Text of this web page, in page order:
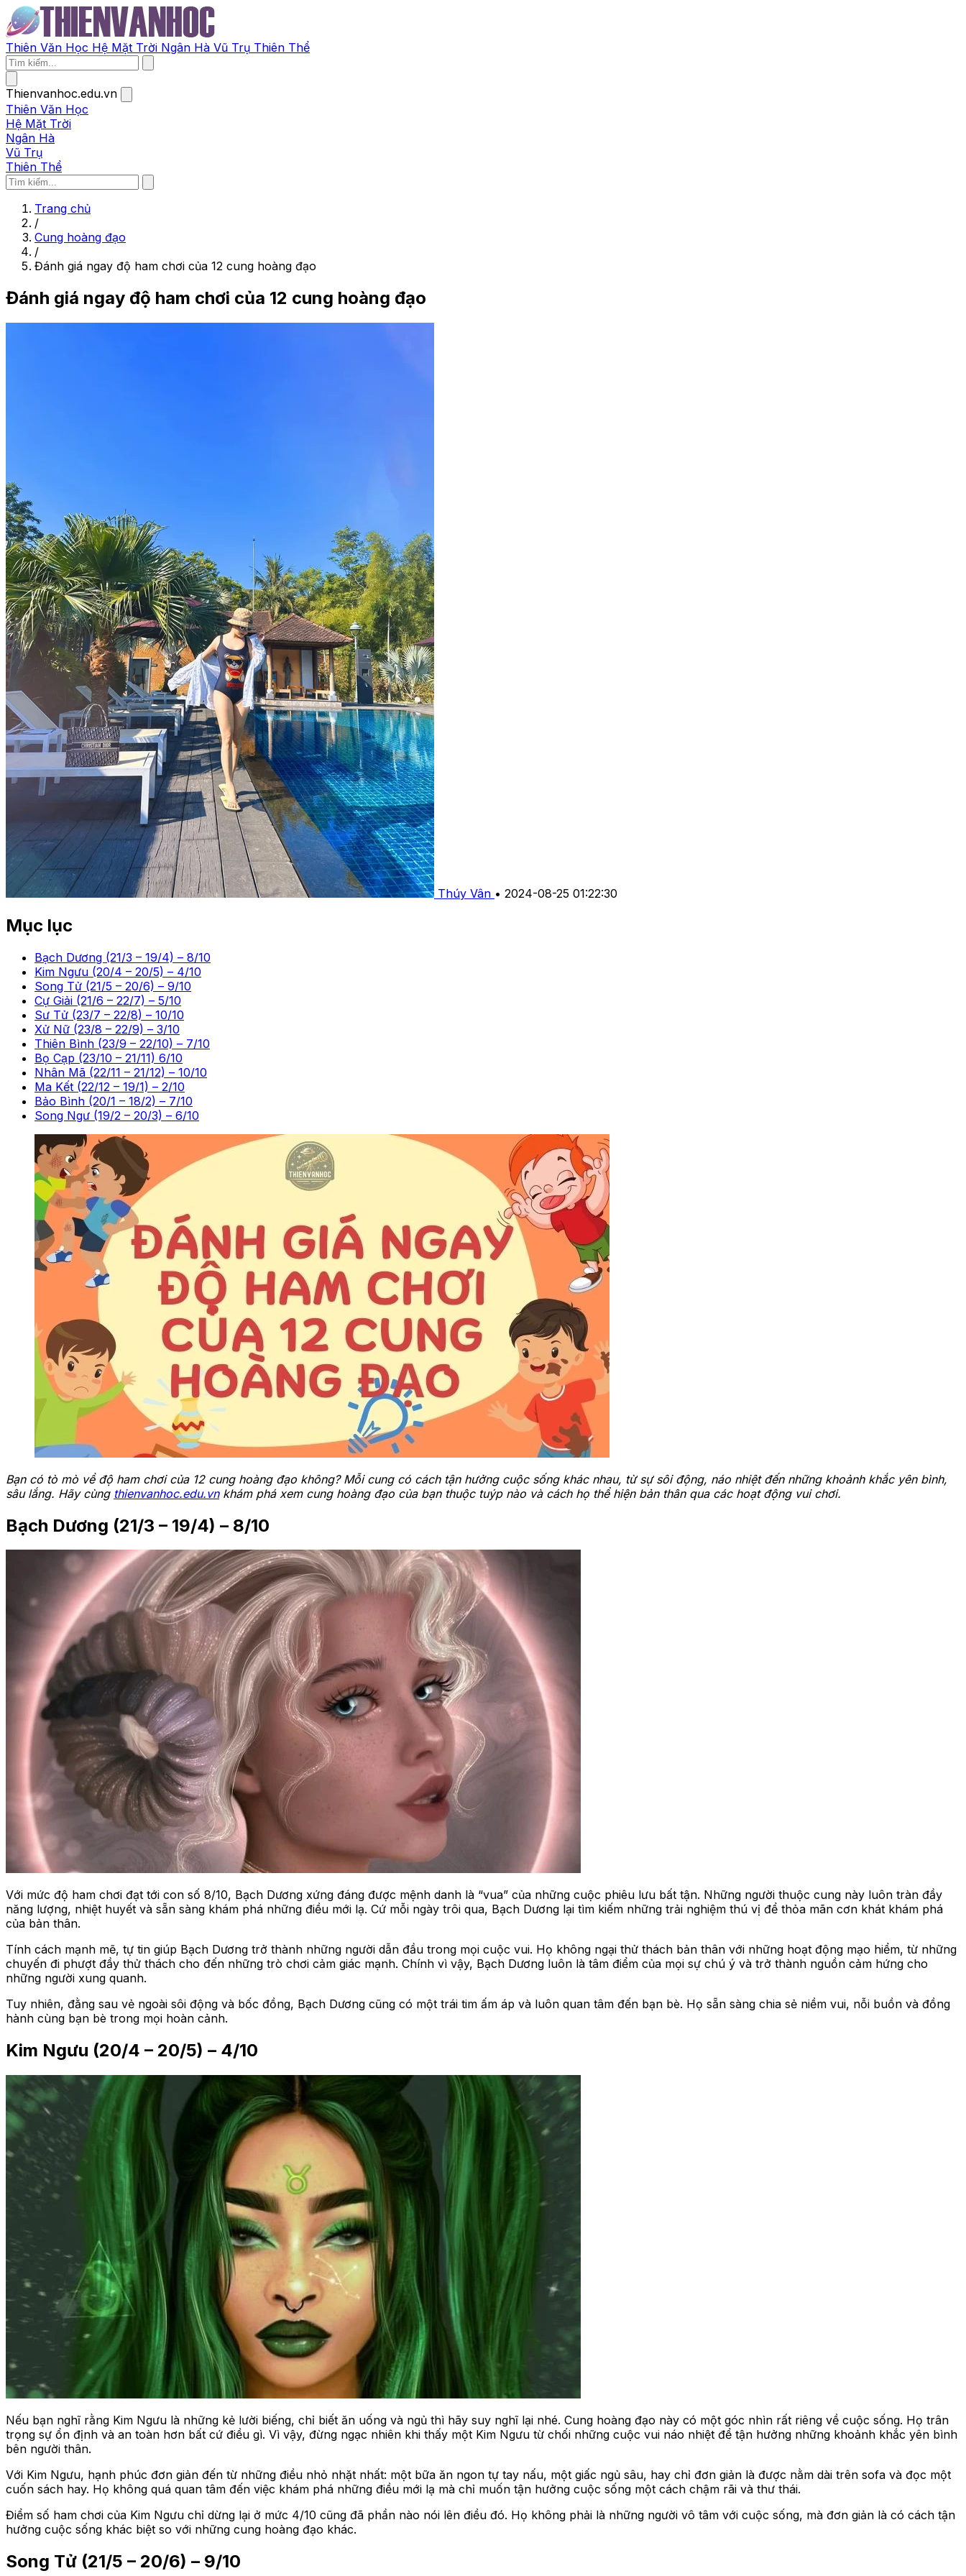
Thiên Văn Học Hệ Mặt Trời Ngân Hà Vũ Trụ Thiên Thể
Thienvanhoc.edu.vn
Thiên Văn Học
Hệ Mặt Trời
Ngân Hà
Vũ Trụ
Thiên Thể
Trang chủ
/
Cung hoàng đạo
/
Đánh giá ngay độ ham chơi của 12 cung hoàng đạo
Đánh giá ngay độ ham chơi của 12 cung hoàng đạo
Thúy Vân • 2024-08-25 01:22:30
Mục lục
Bạch Dương (21/3 – 19/4) – 8/10
Kim Ngưu (20/4 – 20/5) – 4/10
Song Tử (21/5 – 20/6) – 9/10
Cự Giải (21/6 – 22/7) – 5/10
Sư Tử (23/7 – 22/8) – 10/10
Xử Nữ (23/8 – 22/9) – 3/10
Thiên Bình (23/9 – 22/10) – 7/10
Bọ Cạp (23/10 – 21/11) 6/10
Nhân Mã (22/11 – 21/12) – 10/10
Ma Kết (22/12 – 19/1) – 2/10
Bảo Bình (20/1 – 18/2) – 7/10
Song Ngư (19/2 – 20/3) – 6/10
Bạn có tò mò về độ ham chơi của 12 cung hoàng đạo không? Mỗi cung có cách tận hưởng cuộc sống khác nhau, từ sự sôi động, náo nhiệt đến những khoảnh khắc yên bình,
sâu lắng. Hãy cùng thienvanhoc.edu.vnkhám phá xem cung hoàng đạo của bạn thuộc tuýp nào và cách họ thể hiện bản thân qua các hoạt động vui chơi.
Bạch Dương (21/3 – 19/4) – 8/10
Với mức độ ham chơi đạt tới con số 8/10, Bạch Dương xứng đáng được mệnh danh là “vua” của những cuộc phiêu lưu bất tận. Những người thuộc cung này luôn tràn đầy
năng lượng, nhiệt huyết và sẵn sàng khám phá những điều mới lạ. Cứ mỗi ngày trôi qua, Bạch Dương lại tìm kiếm những trải nghiệm thú vị để thỏa mãn cơn khát khám phá
của bản thân.
Tính cách mạnh mẽ, tự tin giúp Bạch Dương trở thành những người dẫn đầu trong mọi cuộc vui. Họ không ngại thử thách bản thân với những hoạt động mạo hiểm, từ những
chuyến đi phượt đầy thử thách cho đến những trò chơi cảm giác mạnh. Chính vì vậy, Bạch Dương luôn là tâm điểm của mọi sự chú ý và trở thành nguồn cảm hứng cho
những người xung quanh.
Tuy nhiên, đằng sau vẻ ngoài sôi động và bốc đồng, Bạch Dương cũng có một trái tim ấm áp và luôn quan tâm đến bạn bè. Họ sẵn sàng chia sẻ niềm vui, nỗi buồn và đồng
hành cùng bạn bè trong mọi hoàn cảnh.
Kim Ngưu (20/4 – 20/5) – 4/10
Nếu bạn nghĩ rằng Kim Ngưu là những kẻ lười biếng, chỉ biết ăn uống và ngủ thì hãy suy nghĩ lại nhé. Cung hoàng đạo này có một góc nhìn rất riêng về cuộc sống. Họ trân
trọng sự ổn định và an toàn hơn bất cứ điều gì. Vì vậy, đừng ngạc nhiên khi thấy một Kim Ngưu từ chối những cuộc vui náo nhiệt để tận hưởng những khoảnh khắc yên bình
bên người thân.
Với Kim Ngưu, hạnh phúc đơn giản đến từ những điều nhỏ nhặt nhất: một bữa ăn ngon tự tay nấu, một giấc ngủ sâu, hay chỉ đơn giản là được nằm dài trên sofa và đọc một
cuốn sách hay. Họ không quá quan tâm đến việc khám phá những điều mới lạ mà chỉ muốn tận hưởng cuộc sống một cách chậm rãi và thư thái.
Điểm số ham chơi của Kim Ngưu chỉ dừng lại ở mức 4/10 cũng đã phần nào nói lên điều đó. Họ không phải là những người vô tâm với cuộc sống, mà đơn giản là có cách tận
hưởng cuộc sống khác biệt so với những cung hoàng đạo khác.
Song Tử (21/5 – 20/6) – 9/10